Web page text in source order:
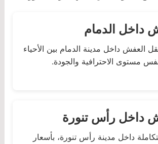
داخل الدمام
العفش داخل مدينة الدمام بين الأحياء
مستوى الاحترافية والجودة.
داخل رأس تنورة
داخل مدينة رأس تنورة، بأسعار